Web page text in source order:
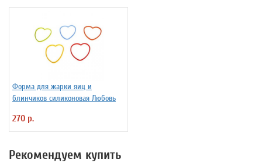
Форма для жарки яиц и
блинчиков силиконовая Любовь
270 р.
Рекомендуем купить